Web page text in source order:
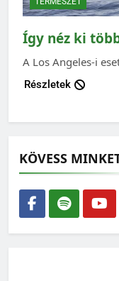
Így néz ki
A Los Angeles-i
Részletek
KÖVESS